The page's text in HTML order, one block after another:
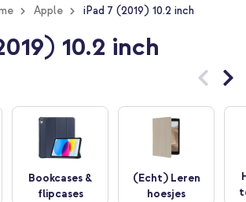
Apple iPad 7 (2019) 10.2 inch
10.2 inch
Bookcases &
flipcases
(Echt) Leren
hoesjes